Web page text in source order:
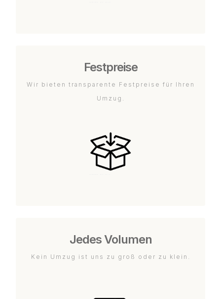
Festpreise
Wir bieten transparente Festpreise für Ihren
Umzug.
Jedes Volumen
Kein Umzug ist uns zu groß oder zu klein.